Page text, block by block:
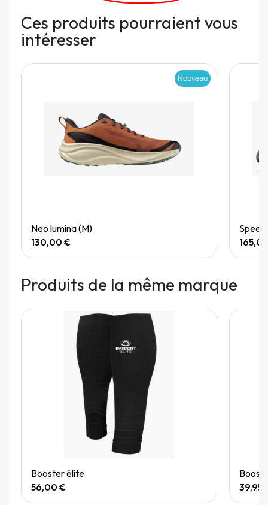
Ces produits pourraient vous
intéresser
Nouveau
Neo lumina (M)
130,00 €
Produits de la même marque
Booster élite
56,00 €
39,95